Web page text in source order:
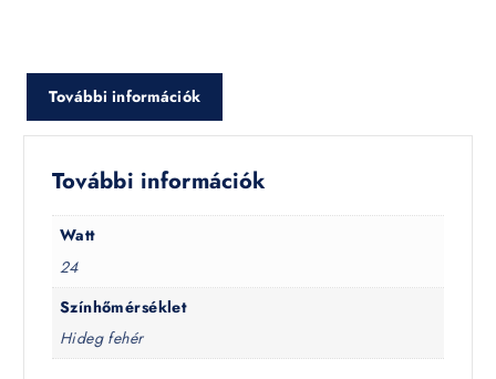
További információk
További információk
Watt
24
Színhőmérséklet
Hideg fehér